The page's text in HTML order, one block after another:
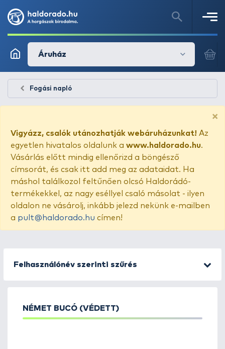
Áruház
Fogási napló
×
Vigyázz, csalók utánozhatják webáruházunkat! Az
egyetlen hivatalos oldalunk a www.haldorado.hu.
Vásárlás előtt mindig ellenőrizd a böngésző
címsorát, és csak itt add meg az adataidat. Ha
máshol találkozol feltűnően olcsó Haldorádó-
termékekkel, az nagy eséllyel csaló másolat - ilyen
oldalon ne vásárolj, inkább jelezd nekünk e-mailben
a pult@haldorado.hu címen!
Felhasználónév szerinti szűrés
NÉMET BUCÓ (VÉDETT)